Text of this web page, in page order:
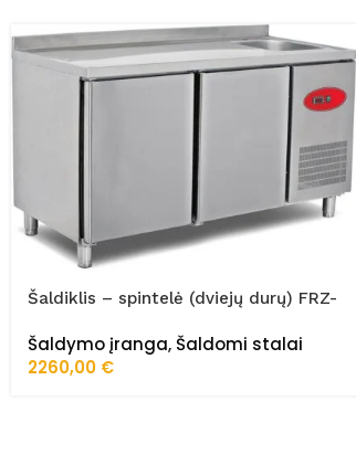
Šaldiklis – spintelė (dviejų durų) FRZ-
Šaldymo įranga, Šaldomi stalai
2260,00 €